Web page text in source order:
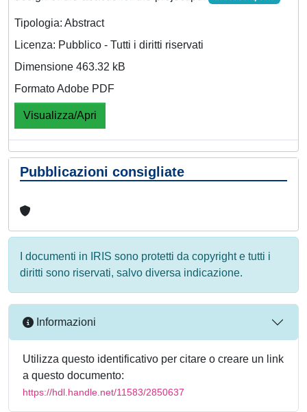
Tipologia: Abstract
Licenza: Pubblico - Tutti i diritti riservati
Dimensione 463.32 kB
Formato Adobe PDF
Visualizza/Apri
Pubblicazioni consigliate
I documenti in IRIS sono protetti da copyright e tutti i
diritti sono riservati, salvo diversa indicazione.
Informazioni
Utilizza questo identificativo per citare o creare un link
a questo documento:
https://hdl.handle.net/11583/2850637